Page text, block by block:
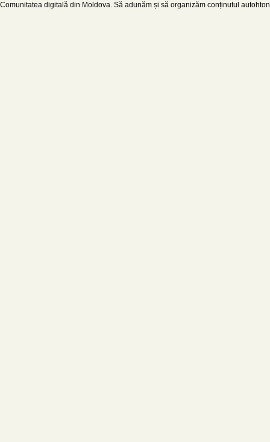
Comunitatea digitală din Moldova. Să adunăm și să organizăm conținutul